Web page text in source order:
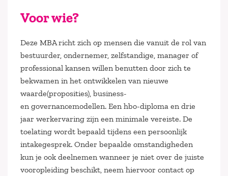
Voor wie?
Deze MBA richt zich op mensen die vanuit de rol van
bestuurder, ondernemer, zelfstandige, manager of
professional kansen willen benutten door zich te
bekwamen in het ontwikkelen van nieuwe
waarde(proposities), business-
en governancemodellen. ​Een hbo-diploma en drie
jaar werkervaring zijn een minimale vereiste. De
toelating wordt bepaald tijdens een persoonlijk
intakegesprek. Onder bepaalde omstandigheden
kun je ook deelnemen wanneer je niet over de juiste
vooropleiding beschikt, neem hiervoor contact op